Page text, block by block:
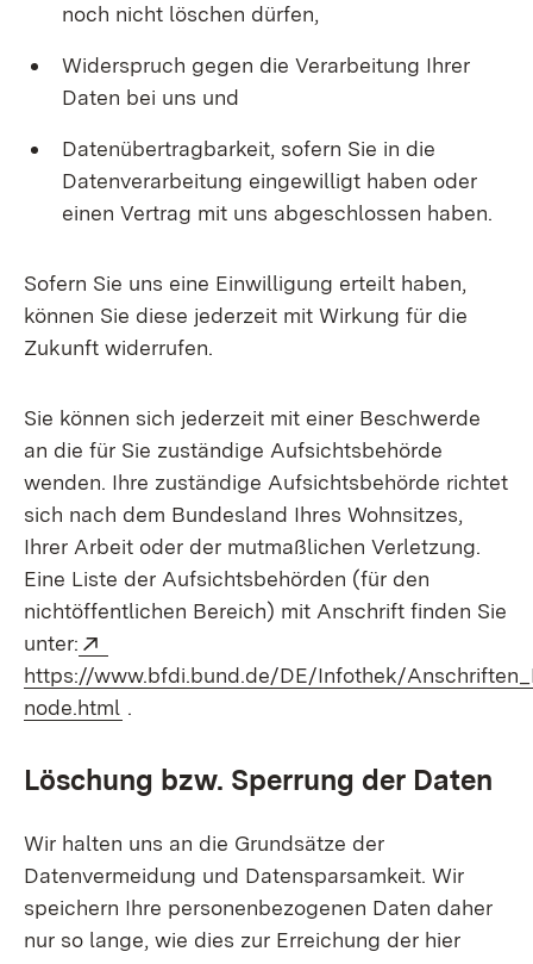
noch nicht löschen dürfen,
Widerspruch gegen die Verarbeitung Ihrer
Daten bei uns und
Datenübertragbarkeit, sofern Sie in die
Datenverarbeitung eingewilligt haben oder
einen Vertrag mit uns abgeschlossen haben.
Sofern Sie uns eine Einwilligung erteilt haben,
können Sie diese jederzeit mit Wirkung für die
Zukunft widerrufen.
Sie können sich jederzeit mit einer Beschwerde
an die für Sie zuständige Aufsichtsbehörde
wenden. Ihre zuständige Aufsichtsbehörde richtet
sich nach dem Bundesland Ihres Wohnsitzes,
Ihrer Arbeit oder der mutmaßlichen Verletzung.
Eine Liste der Aufsichtsbehörden (für den
nichtöffentlichen Bereich) mit Anschrift finden Sie
unter:
https://www.bfdi.bund.de/DE/Infothek/
node.html .
Löschung bzw. Sperrung der Daten
Wir halten uns an die Grundsätze der
Datenvermeidung und Datensparsamkeit. Wir
speichern Ihre personenbezogenen Daten daher
nur so lange, wie dies zur Erreichung der hier